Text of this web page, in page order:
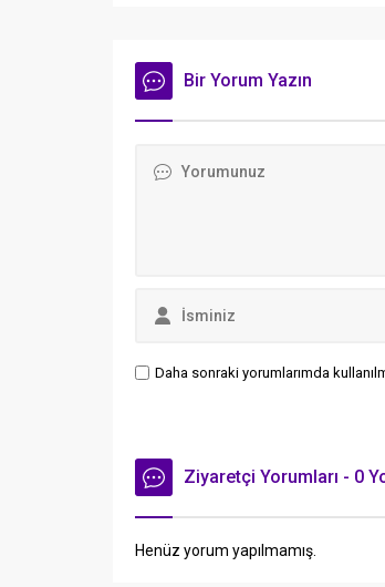
Sunal'ın paylaştığı mesajlar
okuyanları duygulandırdı.
Bir Yorum Yazın
Daha sonraki yorumlarımda
Ziyaretçi Yorumları - 0
Henüz yorum yapılmamış.